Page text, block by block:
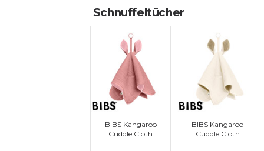
Schnuffeltücher
BIBS Kangaroo
Cuddle Cloth
BIBS Kangaroo
Cuddle Cloth